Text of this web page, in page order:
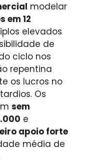
modelar
em 12
elevados
de
ciclo nos
repentina
os lucros no
Os
sem
e
apoio forte
média de